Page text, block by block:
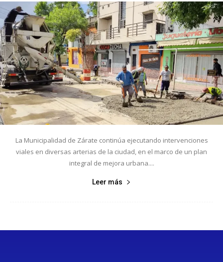
La Municipalidad de Zárate continúa ejecutando intervenciones
viales en diversas arterias de la ciudad, en el marco de un plan
integral de mejora urbana....
Leer más